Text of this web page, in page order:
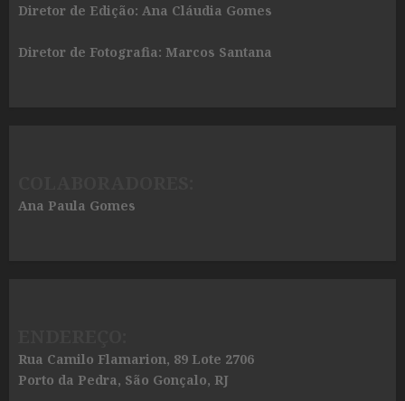
Diretor de Edição: Ana Cláudia Gomes
Diretor de Fotografia: Marcos Santana
Ana Paula Gomes
Rua Camilo Flamarion, 89 Lote 2706
Porto da Pedra, São Gonçalo, RJ